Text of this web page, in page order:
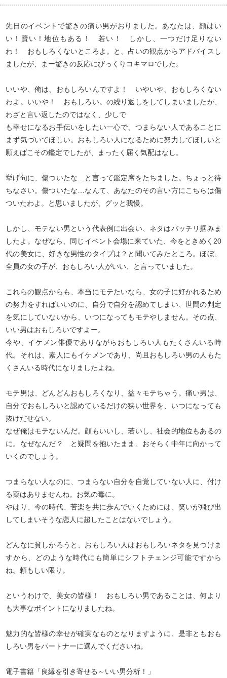
先日のイベントで驚きの痛い男がおりました。あなたは、顔はい
い！賢い！地位もある！ 若い！ しかし、一つだけ足りない
わ！ おもしろくないところよ。と、占いの観点からアドバイスし
ましたが、まー驚きの反応にびっくりコキマロでした。
いいや、俺は、おもしろいんですよ！ いやいや、おもしろくない
わよ。いいや！ おもしろい。の繰り返しをしてしまいましたが、
わざと言い返したのではなく、少しで
も幸せになるお手伝いをしたい一心で、つまらない人であることに
まず気づいてほしい。おもしろい人になるために努力してほしいと
願えばこその鑑定でしたが、まったく届く気配はなし。
挙げ句に、傷ついたな…と言って鑑定席をたちました。ちょっと待
ちなさい。傷ついたな…なんて、あなたのその言い方にこちらは傷
ついたわよ。と思いましたが、グッと我慢。
しかし、モテない男という代表例に出会い、ネタはバッチリ掴みま
したよ。なぜなら、同じイベント会場に来ていた、今をときめく20
代の美女に、好きな男性のタイプは？と聞いてみたところ。ほぼ、
全員の女の子が、おもしろい人がいい、と言っていました。
これらの観点からも、本当にモテたいなら、女の子に好かれるため
の努力をすればいいのに、自分で自分を認めてしまい、世間の判定
を気にしていないから、いつになってもモテやしません。その点、
いい男はおもしろいですよー。
今や、イケメン俳優でありながらおもしろい人もたくさんいる時
代。それは、素人にもイケメンであり、尚且おもしろい男の人もた
くさんいる時代になりましたよね。
モテ男は、どんどんおもしろくなり、益々モテちゃう。痛い男は、
自分でおもしろいと認めているだけの狭い世界を、いつになっても
抜けだせない。
なぜ俺はモテないんだ。顔もいいし、若いし、社会的地位もあるの
に。なぜなんだ？ と疑問を抱いたまま、おそらく中年に向かって
いくのでしょう。
つまらない人なのに、つまらない自分を自覚していない人に、付け
る薬はありませんね。お気の毒に。
やはり、今の時代、苦楽を共に歩んでいくためには、笑いが飛び出
してしまいそうな恋人に超したことはないでしょう。
どんなに貧しかろうと、おもしろい人はおもしろいネタを見つけま
すから、どのような時代にも簡単にシフトチェンジ可能ですから
ね。頼もしい限り。
というわけで、美女の皆様！ おもしろい男であることは、何より
も大事なポイントになりましたね。
魅力的な皆様の幸せが確実なものとなりますように、是非ともおも
しろい男をパートナーに選んでくださいね。
電子書籍「良縁を引き寄せる～いい男分析！」